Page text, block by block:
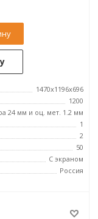
1470x1196x696
1200
24 мм и оц. мет. 1.2 мм
1
2
50
С экраном
Россия